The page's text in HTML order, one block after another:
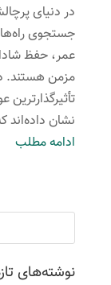
در دنیای
جستجوی
عمر، حفظ
مزمن هستند.
نشان داده‌اند
ادامه مطلب
نوشته‌های